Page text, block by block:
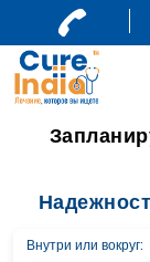
Внутри или вокруг: